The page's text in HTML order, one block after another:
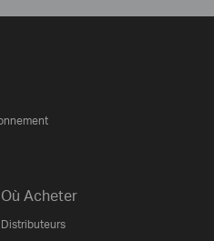
Où Acheter
Distributeurs